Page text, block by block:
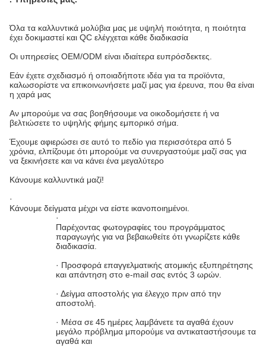
Όλα τα καλλυντικά μολύβια μας με υψηλή ποιότητα, η ποιότητα
έχει δοκιμαστεί και QC ελέγχεται κάθε διαδικασία
Οι υπηρεσίες OEM/ODM είναι ιδιαίτερα ευπρόσδεκτες.
Εάν έχετε σχεδιασμό ή οποιαδήποτε ιδέα για τα προϊόντα,
καλωσορίστε να επικοινωνήσετε μαζί μας για έρευνα, που θα είναι
η χαρά μας
Αν μπορούμε να σας βοηθήσουμε να οικοδομήσετε ή να
βελτιώσετε το υψηλής φήμης εμπορικό σήμα.
Έχουμε αφιερώσει σε αυτό το πεδίο για περισσότερα από 5
χρόνια, ελπίζουμε ότι μπορούμε να συνεργαστούμε μαζί σας για
να ξεκινήσετε και να κάνει ένα μεγαλύτερο
Κάνουμε καλλυντικά μαζί!
·
Κάνουμε δείγματα μέχρι να είστε ικανοποιημένοι.
·
Παρέχοντας φωτογραφίες του προγράμματος
παραγωγής για να βεβαιωθείτε ότι γνωρίζετε κάθε
διαδικασία.
· Προσφορά επαγγελματικής ατομικής εξυπηρέτησης
και απάντηση στο e-mail σας εντός 3 ωρών.
· Δείγμα αποστολής για έλεγχο πριν από την
αποστολή.
· Μέσα σε 45 ημέρες λαμβάνετε τα αγαθά έχουν
μεγάλο πρόβλημα μπορούμε να αντικαταστήσουμε τα
αγαθά και